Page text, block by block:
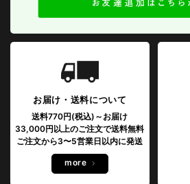
お届け・送料について
送料770円(税込)～お届け
33,000円以上のご注文で送料無料
ご注文から3〜5営業日以内に発送
more